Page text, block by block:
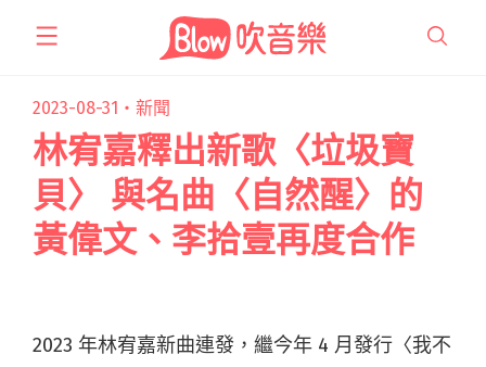
2023-08-31・ 新聞
林宥嘉釋出新歌〈垃圾寶
貝〉 與名曲〈自然醒〉的
黃偉文、李拾壹再度合作
2023 年林宥嘉新曲連發，繼今年 4 月發行〈我不